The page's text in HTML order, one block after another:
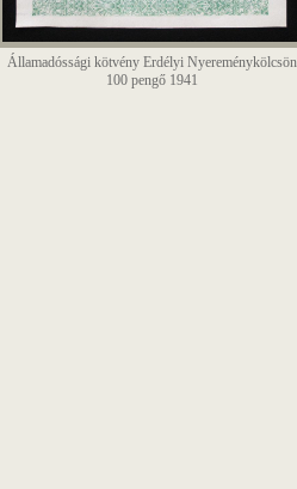
Államadóssági kötvény Erdélyi Nyereménykölcsön
100 pengő 1941